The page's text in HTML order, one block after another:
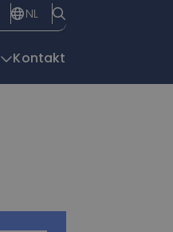
NL
Kontakt